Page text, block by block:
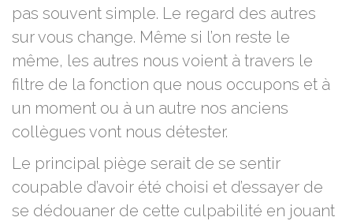
pas souvent simple. Le regard des autres
sur vous change. Même si l’on reste le
même, les autres nous voient à travers le
filtre de la fonction que nous occupons et à
un moment ou à un autre nos anciens
collègues vont nous détester.
Le principal piège serait de se sentir
coupable d’avoir été choisi et d’essayer de
se dédouaner de cette culpabilité en jouant